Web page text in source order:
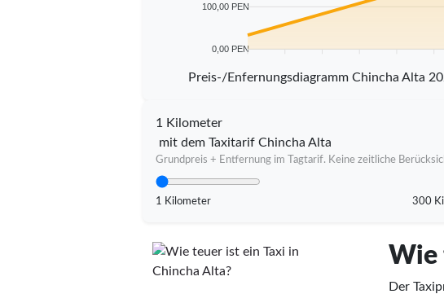
100,00 PEN
0,00 PEN
Preis-/Enfernungsdiagramm Chincha Alta
1 Kilometer
mit dem Taxitarif Chincha Alta
Grundpreis + Entfernung im Tagtarif. Keine zeitliche
1 Kilometer 300
Wie
Der